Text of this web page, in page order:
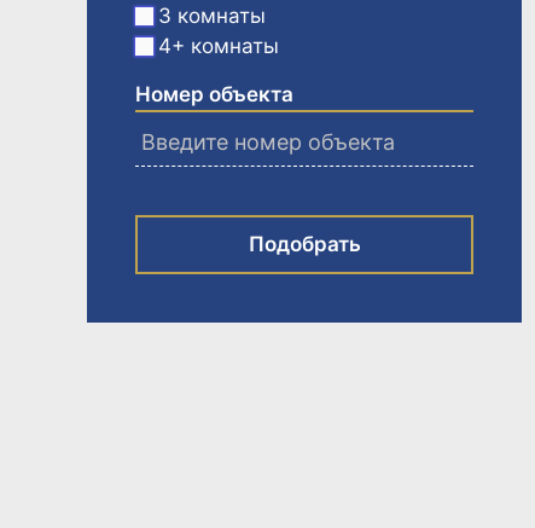
3 комнаты
4+ комнаты
Номер объекта
Подобрать